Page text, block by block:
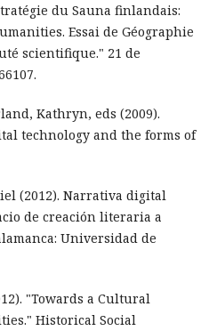
du Sauna finlandais:
Essai de Géographie
scientifique." 21 de
Kathryn, eds (2009).
technology and the forms of
(2012). Narrativa digital
de creación literaria a
Universidad de
"Towards a Cultural
Historical Social